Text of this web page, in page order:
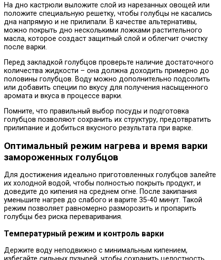
На дно кастрюли выложите слой из нарезанных овощей или
положите специальную решетку, чтобы голубцы не касались
дна напрямую и не прилипали. В качестве альтернативы,
можно покрыть дно несколькими ложками растительного
масла, которое создаст защитный слой и облегчит очистку
после варки.
Перед закладкой голубцов проверьте наличие достаточного
количества жидкости – она должна доходить примерно до
половины голубцов. Воду можно дополнительно подсолить
или добавить специи по вкусу для получения насыщенного
аромата и вкуса в процессе варки.
Помните, что правильный выбор посуды и подготовка
голубцов позволяют сохранить их структуру, предотвратить
прилипание и добиться вкусного результата при варке.
Оптимальный режим нагрева и время варки
замороженных голубцов
Для достижения идеально приготовленных голубцов залейте
их холодной водой, чтобы полностью покрыть продукт, и
доведите до кипения на среднем огне. После закипания
уменьшите нагрев до слабого и варите 35-40 минут. Такой
режим позволяет равномерно разморозить и пропарить
голубцы без риска переваривания.
Температурный режим и контроль варки
Держите воду неподвижно с минимальным кипением,